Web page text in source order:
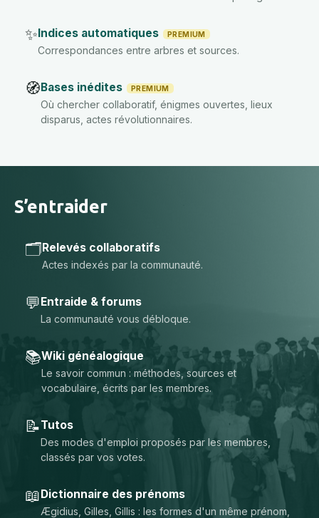
✨Indices automatiques PREMIUM
Correspondances entre arbres et sources.
🧭Bases inédites PREMIUM
Où chercher collaboratif, énigmes ouvertes, lieux
disparus, actes révolutionnaires.
S’entraider
🗂️Relevés collaboratifs
Actes indexés par la communauté.
💬Entraide & forums
La communauté vous débloque.
📚Wiki généalogique
Le savoir commun : méthodes, sources et
vocabulaire, écrits par les membres.
📝Tutos
Des modes d'emploi proposés par les membres,
classés par vos votes.
📖Dictionnaire des prénoms
Ægidius, Gilles, Gillis : les formes d'un même prénom,